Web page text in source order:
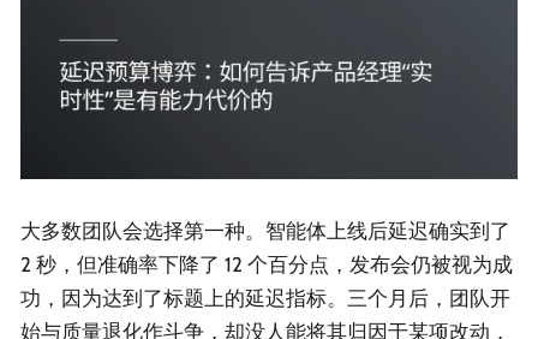
大多数团队会选择第一种。智能体上线后延迟确实到了
2 秒，但准确率下降了 12 个百分点，发布会仍被视为成
功，因为达到了标题上的延迟指标。三个月后，团队开
始与质量退化作斗争，却没人能将其归因于某项改动，